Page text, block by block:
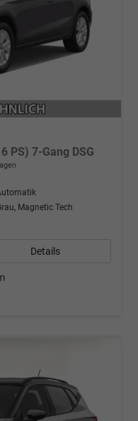
PS) 7-Gang DSG
Magnetic Tech
Details